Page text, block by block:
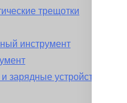
трещотки
инструмент
зарядные устройства